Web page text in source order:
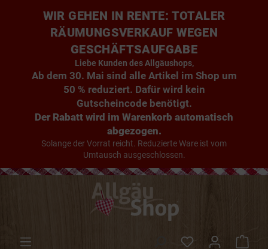
WIR GEHEN IN RENTE: TOTALER
RÄUMUNGSVERKAUF WEGEN
GESCHÄFTSAUFGABE
Liebe Kunden des Allgäushops,
Ab dem 30. Mai sind alle Artikel im Shop um
50 % reduziert. Dafür wird kein
Gutscheincode benötigt.
Der Rabatt wird im Warenkorb automatisch
abgezogen.
Solange der Vorrat reicht. Reduzierte Ware ist vom
Umtausch ausgeschlossen.